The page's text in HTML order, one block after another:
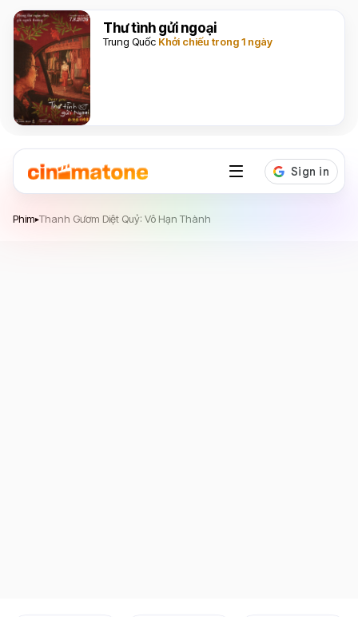
Thư tình gửi ngoại
Trung Quốc Khởi chiếu trong 1 ngày
Phim▸Thanh Gươm Diệt Quỷ: Vô Hạn Thành